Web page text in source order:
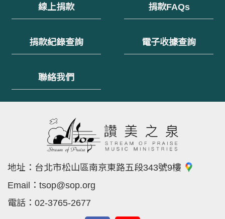
線上捐款 捐款FAQs
捐款紀錄查詢 電子收據查詢
聯絡我們
地址： 台北市松山區南京東路五段343號9樓
Email： tsop@sop.org
電話： 02-3765-2677